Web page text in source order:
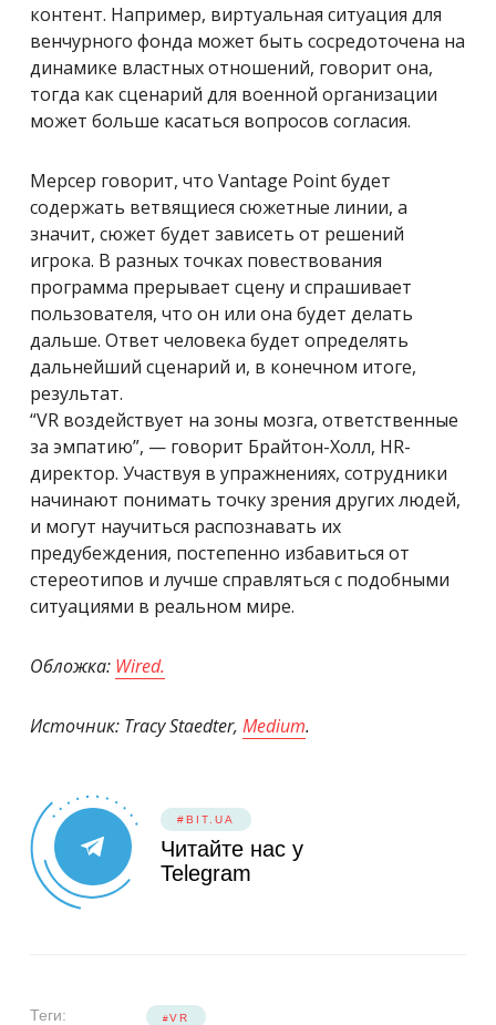
контент. Например, виртуальная ситуация для
венчурного фонда может быть сосредоточена на
динамике властных отношений, говорит она,
тогда как сценарий для военной организации
может больше касаться вопросов согласия.
Мерсер говорит, что Vantage Point будет
содержать ветвящиеся сюжетные линии, а
значит, сюжет будет зависеть от решений
игрока. В разных точках повествования
программа прерывает сцену и спрашивает
пользователя, что он или она будет делать
дальше. Ответ человека будет определять
дальнейший сценарий и, в конечном итоге,
результат.
“VR воздействует на зоны мозга, ответственные
за эмпатию”, — говорит Брайтон-Холл, HR-
директор. Участвуя в упражнениях, сотрудники
начинают понимать точку зрения других людей,
и могут научиться распознавать их
предубеждения, постепенно избавиться от
стереотипов и лучше справляться с подобными
ситуациями в реальном мире.
Обложка: Wired.
Источник: Tracy Staedter, Medium.
#BIT.UA
Читайте нас у
Telegram
Теги: VR